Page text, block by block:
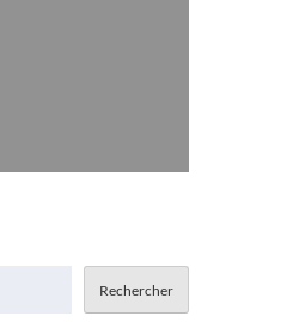
Rechercher